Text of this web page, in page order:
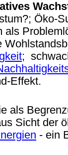
Öko-
als
;
Effekt.
als
Sicht der
- ein